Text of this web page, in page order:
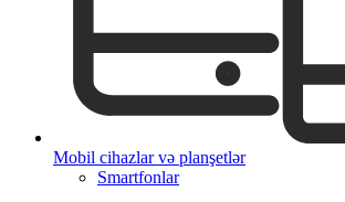
Mobil cihazlar və planşetlər
Smartfonlar